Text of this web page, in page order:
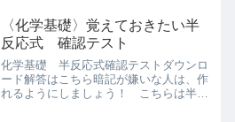
金属元素にしては相当融点が低く、密度
が小さい（つまり軽い）で...
〈化学基礎〉覚えておきたい半
反応式 確認テスト
化学基礎 半反応式確認テストダウンロ
ード解答はこちら暗記が嫌いな人は、作
れるようにしましょう！ こちらは半反